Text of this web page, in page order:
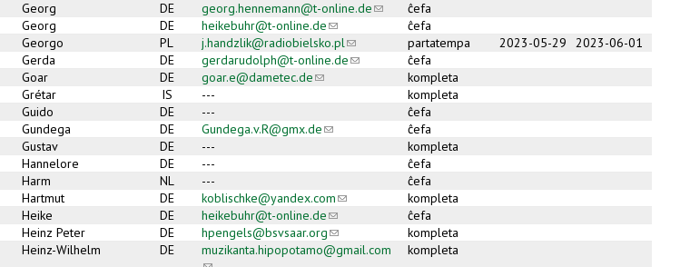
Georg DE georg.hennemann@t-online.de(link sends e-mail)
ĉefa
Georg DE heikebuhr@t-online.de(link sends e-mail)
ĉefa
Georgo PL j.handzlik@radiobielsko.pl(link sends e-mail)
partatempa 2023-05-29
2023-06-01
Gerda DE gerdarudolph@t-online.de(link sends e-mail)
ĉefa
Goar DE goar.e@dametec.de(link sends e-mail)kompleta
Grétar IS ---
kompleta
Guido DE ---
ĉefa
Gundega DE Gundega.v.R@gmx.de(link sends e-mail)
ĉefa
Gustav DE ---
kompleta
Hannelore DE ---
ĉefa
Harm NL ---
ĉefa
Hartmut DE koblischke@yandex.com(link sends e-mail)
kompleta
Heike DE heikebuhr@t-online.de(link sends e-mail)
ĉefa
Heinz Peter DE hpengels@bsvsaar.org(link sends e-mail)kompleta
Heinz-Wilhelm DE
muzikanta.hipopotamo@gmail.com
kompleta